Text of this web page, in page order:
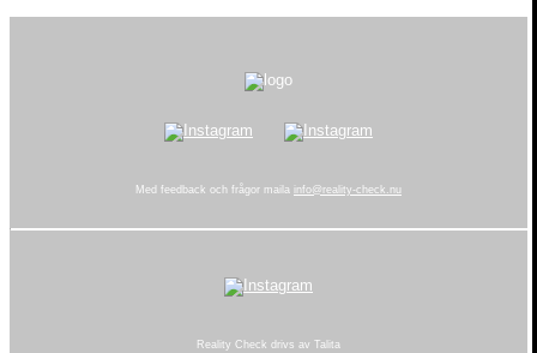
Med feedback och frågor maila info@reality-check.nu
Reality Check drivs av Talita